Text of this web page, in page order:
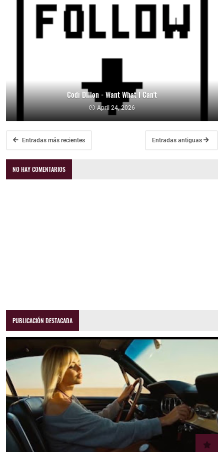
Codi DIllon - Want What I Can't
April 24, 2026
Entradas más recientes Entradas antiguas
NO HAY COMENTARIOS
PUBLICACIÓN DESTACADA